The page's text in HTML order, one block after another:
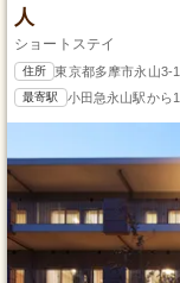
人
ショートステイ
住所 東京都多摩市永山3-
最寄駅 小田急永山駅から